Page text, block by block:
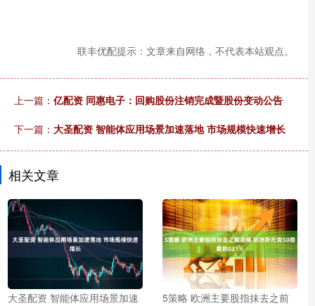
联丰优配提示：文章来自网络，不代表本站观点。
上一篇： 亿配资 同惠电子：回购股份注销完成暨股份变动公告
下一篇： 大圣配资 智能体应用场景加速落地 市场规模快速增长
相关文章
大圣配资 智能体应用场景加速
5策略 欧洲主要股指抹去之前